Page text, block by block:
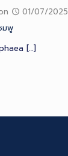
01/07/2025
มพู
[…]